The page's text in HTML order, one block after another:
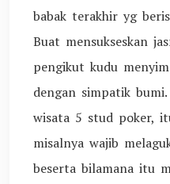
babak terakhir yg
Buat mensukseskan
pengikut kudu
dengan simpatik
wisata 5 stud poker,
misalnya wajib
beserta bilamana itu